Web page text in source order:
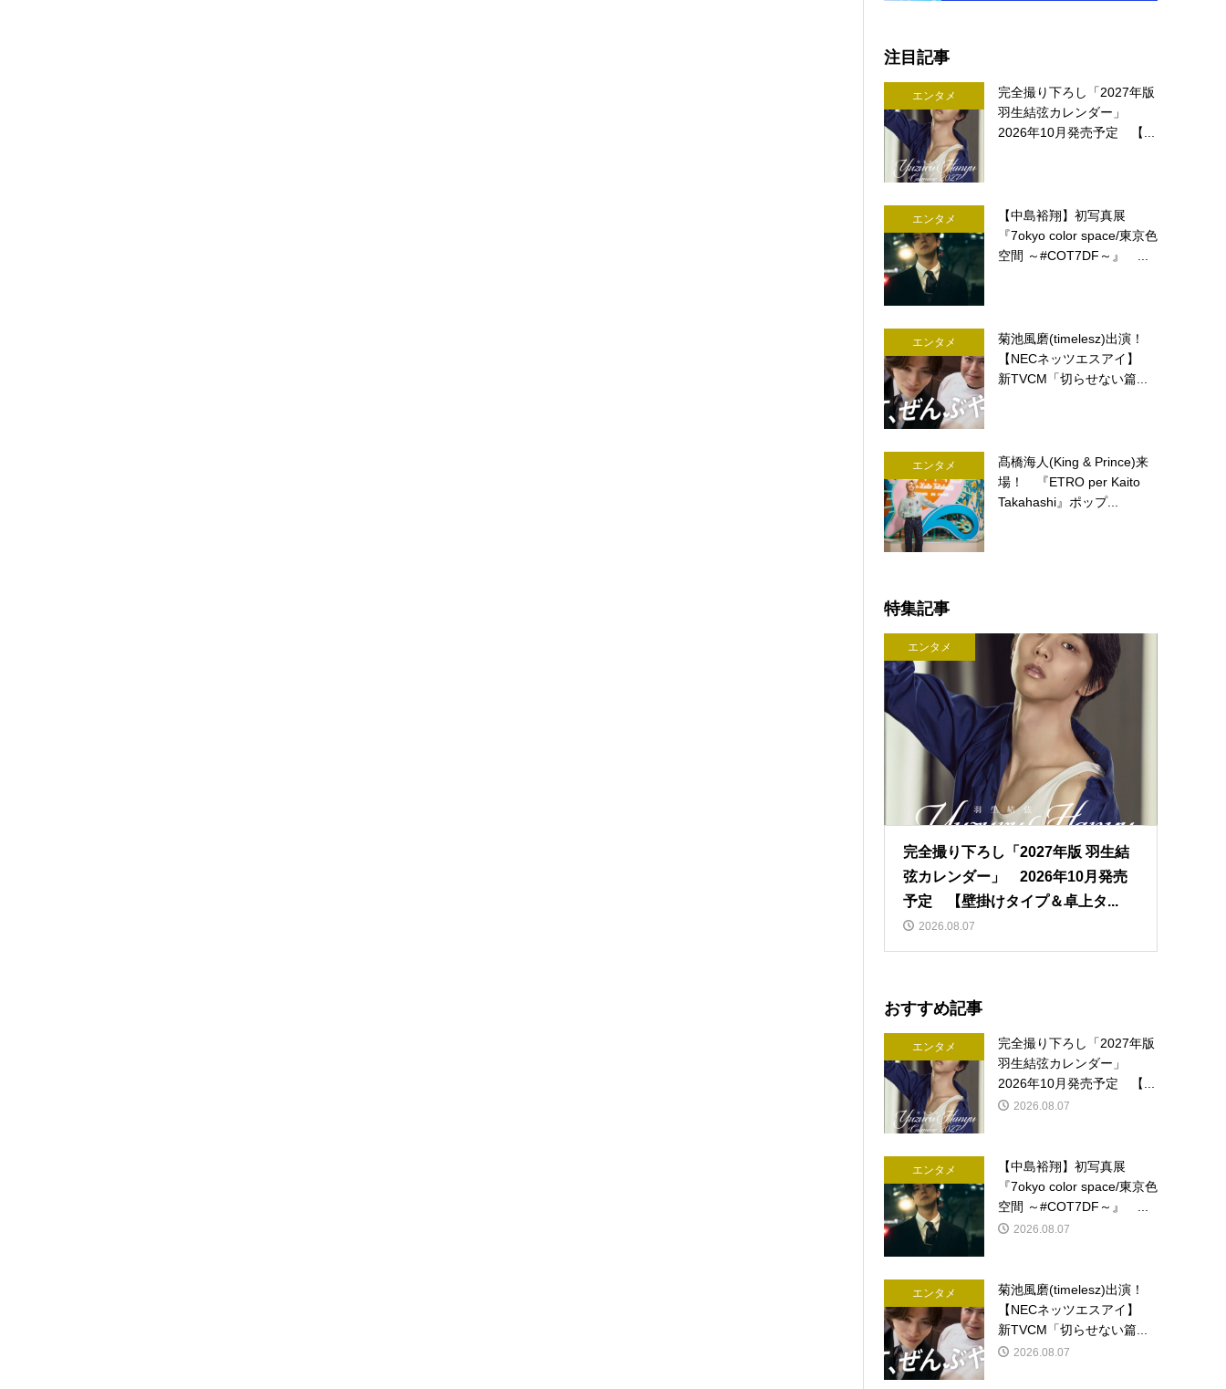
注目記事
エンタメ
完全撮り下ろし「2027年版
羽生結弦カレンダー」
2026年10月発売予定 【...
エンタメ
【中島裕翔】初写真展
『7okyo color space/東京色
空間 ～#COT7DF～』 ...
エンタメ
菊池風磨(timelesz)出演！
【NECネッツエスアイ】
新TVCM「切らせない篇...
エンタメ
髙橋海人(King & Prince)来
場！ 『ETRO per Kaito
Takahashi』ポップ...
特集記事
エンタメ
完全撮り下ろし「2027年版 羽生結
弦カレンダー」 2026年10月発売
予定 【壁掛けタイプ＆卓上タ...
2026.08.07
おすすめ記事
エンタメ
完全撮り下ろし「2027年版
羽生結弦カレンダー」
2026年10月発売予定 【...
2026.08.07
エンタメ
【中島裕翔】初写真展
『7okyo color space/東京色
空間 ～#COT7DF～』 ...
2026.08.07
エンタメ
菊池風磨(timelesz)出演！
【NECネッツエスアイ】
新TVCM「切らせない篇...
2026.08.07